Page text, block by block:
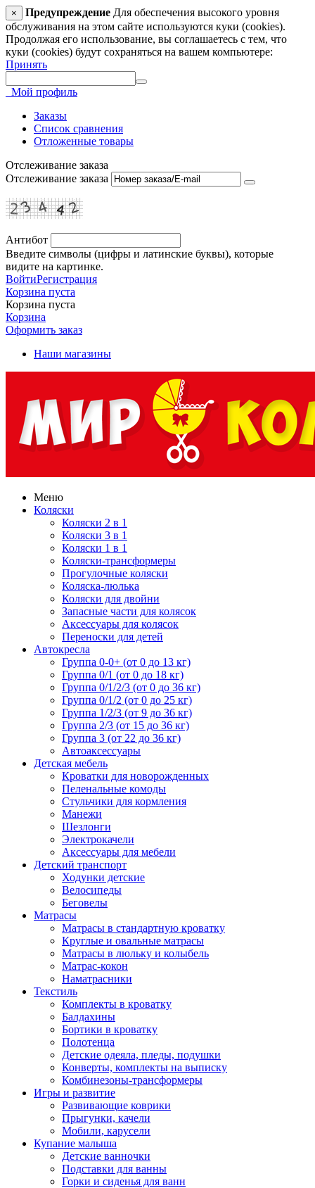
× Предупреждение Для обеспечения высокого уровня
обслуживания на этом сайте используются куки (cookies).
Продолжая его использование, вы соглашаетесь с тем, что
куки (cookies) будут сохраняться на вашем компьютере:
Принять
Мой профиль
Заказы
Список сравнения
Отложенные товары
Отслеживание заказа
Отслеживание заказа
Антибот
Введите символы (цифры и латинские буквы), которые
видите на картинке.
ВойтиРегистрация
Корзина пуста
Корзина пуста
Корзина
Оформить заказ
Наши магазины
Меню
Коляски
Коляски 2 в 1
Коляски 3 в 1
Коляски 1 в 1
Коляски-трансформеры
Прогулочные коляски
Коляска-люлька
Коляски для двойни
Запасные части для колясок
Аксессуары для колясок
Переноски для детей
Автокресла
Группа 0-0+ (от 0 до 13 кг)
Группа 0/1 (от 0 до 18 кг)
Группа 0/1/2/3 (от 0 до 36 кг)
Группа 0/1/2 (от 0 до 25 кг)
Группа 1/2/3 (от 9 до 36 кг)
Группа 2/3 (от 15 до 36 кг)
Группа 3 (от 22 до 36 кг)
Автоаксессуары
Детская мебель
Кроватки для новорожденных
Пеленальные комоды
Стульчики для кормления
Манежи
Шезлонги
Электрокачели
Аксессуары для мебели
Детский транспорт
Ходунки детские
Велосипеды
Беговелы
Матрасы
Матрасы в стандартную кроватку
Круглые и овальные матрасы
Матрасы в люльку и колыбель
Матрас-кокон
Наматрасники
Текстиль
Комплекты в кроватку
Балдахины
Бортики в кроватку
Полотенца
Детские одеяла, пледы, подушки
Конверты, комплекты на выписку
Комбинезоны-трансформеры
Игры и развитие
Развивающие коврики
Прыгунки, качели
Мобили, карусели
Купание малыша
Детские ванночки
Подставки для ванны
Горки и сиденья для ванн